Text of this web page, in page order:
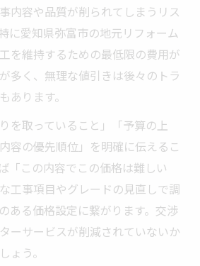
内容や品質が削られてしまうリス
に愛知県弥富市の地元リフォーム
を維持するための最低限の費用が
多く、無理な値引きは後々のトラ
あります。
を取っていること」「予算の上
容の優先順位」を明確に伝えるこ
「この内容でこの価格は難しい
工事項目やグレードの見直しで調
ある価格設定に繋がります。交渉
ーサービスが削減されていないか
ょう。